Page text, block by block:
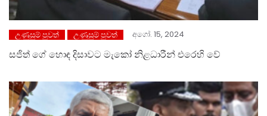
උණුසුම් පුවත් උණුසුම් පුවත් අගෝ. 15, 2024
සජිත් ගේ හොඳ දිසා⁣වට මැකෝ නිළධාරීන් එරෙහි වේ